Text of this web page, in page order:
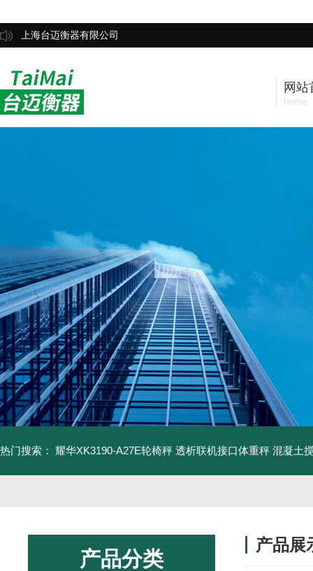
上海台迈衡器有限公司
网站
Home
热门搜索： 耀华XK3190-A27E轮椅秤 透析联机接口体重秤 混凝土
产品分类
产品展